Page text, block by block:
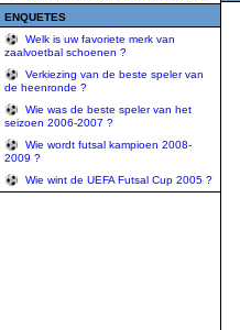
ENQUETES
Welk is uw favoriete merk van
zaalvoetbal schoenen ?
Verkiezing van de beste speler van
de heenronde ?
Wie was de beste speler van het
seizoen 2006-2007 ?
Wie wordt futsal kampioen 2008-
2009 ?
Wie wint de UEFA Futsal Cup 2005 ?